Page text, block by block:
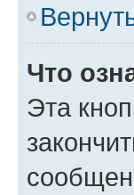
Что
Эта